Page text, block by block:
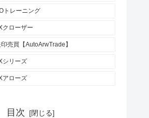
トレーニング
クローザー
売買【AutoArwTrade】
シリーズ
アローズ
目次